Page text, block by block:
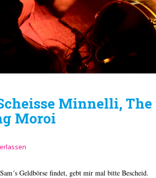
Minnelli, The
Moroi
Geldbörse findet, gebt mir mal bitte Bescheid.